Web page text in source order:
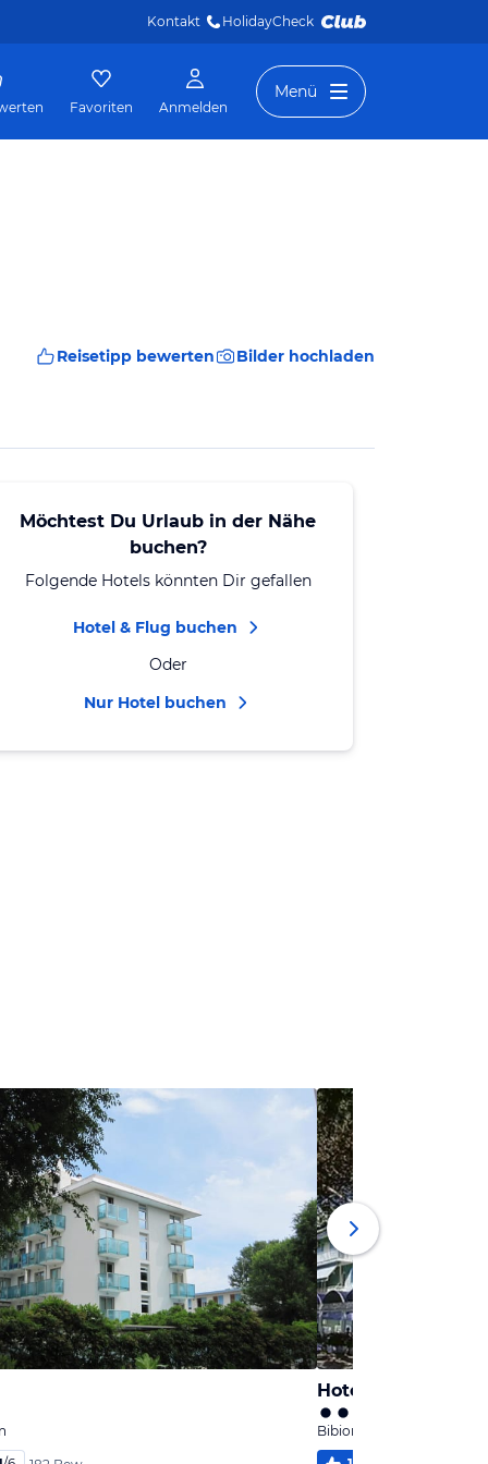
Kontakt HolidayCheck
Favoriten Anmelden
Menü
Reisetipp bewerten Bilder hochladen
Möchtest Du Urlaub in der Nähe
buchen?
Folgende Hotels könnten Dir gefallen
Hotel & Flug buchen
Oder
Nur Hotel buchen
Hotel Tahiti Garni
Bibione, Venetien